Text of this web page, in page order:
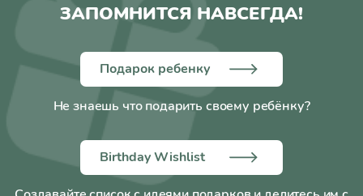
ЗАПОМНИТСЯ НАВСЕГДА!
Подарок ребенку
Не знаешь что подарить своему ребёнку?
Birthday Wishlist